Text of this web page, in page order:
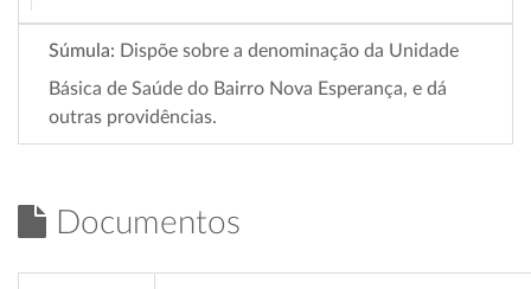
Súmula: Dispõe sobre a denominação da Unidade
Básica de Saúde do Bairro Nova Esperança, e dá
outras providências.
Documentos